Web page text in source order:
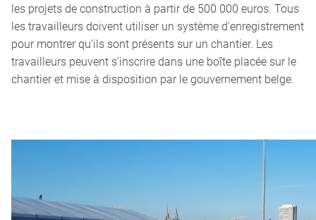
les projets de construction à partir de 500 000 euros. Tous
les travailleurs doivent utiliser un système d'enregistrement
pour montrer qu'ils sont présents sur un chantier. Les
travailleurs peuvent s'inscrire dans une boîte placée sur le
chantier et mise à disposition par le gouvernement belge.